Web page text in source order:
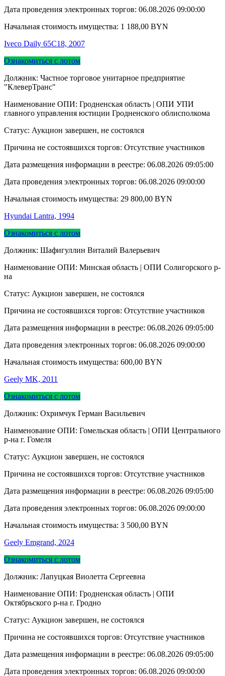
Дата проведения электронных торгов: 06.08.2026 09:00:00
Начальная стоимость имущества: 1 188,00 BYN
Iveco Daily 65С18, 2007
Ознакомиться с лотом
Должник: Частное торговое унитарное предприятие
"КлеверТранс"
Наименование ОПИ: Гродненская область | ОПИ УПИ
главного управления юстиции Гродненского облисполкома
Статус: Аукцион завершен, не состоялся
Причина не состоявшихся торгов: Отсутствие участников
Дата размещения информации в реестре: 06.08.2026 09:05:00
Дата проведения электронных торгов: 06.08.2026 09:00:00
Начальная стоимость имущества: 29 800,00 BYN
Hyundai Lantra, 1994
Ознакомиться с лотом
Должник: Шафигуллин Виталий Валерьевич
Наименование ОПИ: Минская область | ОПИ Солигорского р-
на
Статус: Аукцион завершен, не состоялся
Причина не состоявшихся торгов: Отсутствие участников
Дата размещения информации в реестре: 06.08.2026 09:05:00
Дата проведения электронных торгов: 06.08.2026 09:00:00
Начальная стоимость имущества: 600,00 BYN
Geely MK, 2011
Ознакомиться с лотом
Должник: Охримчук Герман Васильевич
Наименование ОПИ: Гомельская область | ОПИ Центрального
р-на г. Гомеля
Статус: Аукцион завершен, не состоялся
Причина не состоявшихся торгов: Отсутствие участников
Дата размещения информации в реестре: 06.08.2026 09:05:00
Дата проведения электронных торгов: 06.08.2026 09:00:00
Начальная стоимость имущества: 3 500,00 BYN
Geely Emgrand, 2024
Ознакомиться с лотом
Должник: Лапуцкая Виолетта Сергеевна
Наименование ОПИ: Гродненская область | ОПИ
Октябрьского р-на г. Гродно
Статус: Аукцион завершен, не состоялся
Причина не состоявшихся торгов: Отсутствие участников
Дата размещения информации в реестре: 06.08.2026 09:05:00
Дата проведения электронных торгов: 06.08.2026 09:00:00